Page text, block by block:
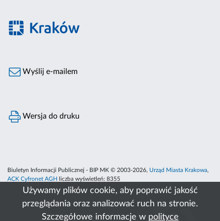
Używamy plików cookie, aby poprawić jakość
przeglądania oraz analizować ruch na stronie.
Szczegółowe informacje w polityce
Wyślij e-mailem
Wersja do druku
Biuletyn Informacji Publicznej - BIP MK © 2003-2026, Urząd Miasta Krakowa,
ACK Cyfronet AGH
liczba wyświetleń: 8355